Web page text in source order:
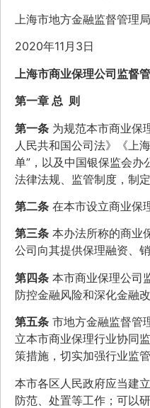
上海市地方金融监督管理局
2020年11月3日
上海市商业保理公司监督
第一章 总 则
第一条 为规范本市商业保
人民共和国公司法》《上
单”，以及中国银保监会
法律法规、监管制度，制定
第二条 在本市设立商业保
第三条 本办法所称的商业
公司向其提供保理融资、
第四条 本市商业保理公司
防控金融风险和深化金融
第五条 市地方金融监督管
立本市商业保理行业协同
策措施，切实加强行业监
本市各区人民政府应当建
防范、处置等工作；可以